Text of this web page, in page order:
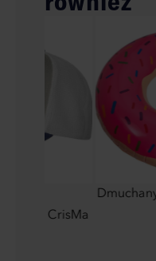
paneli CrisMa